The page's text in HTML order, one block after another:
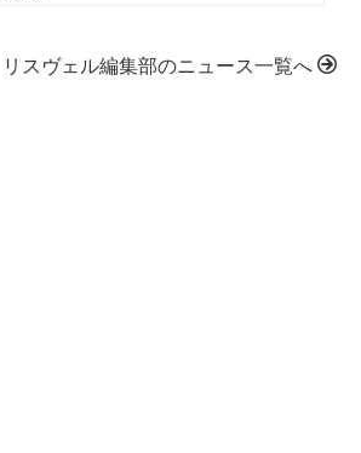
リスヴェル編集部のニュース一覧へ